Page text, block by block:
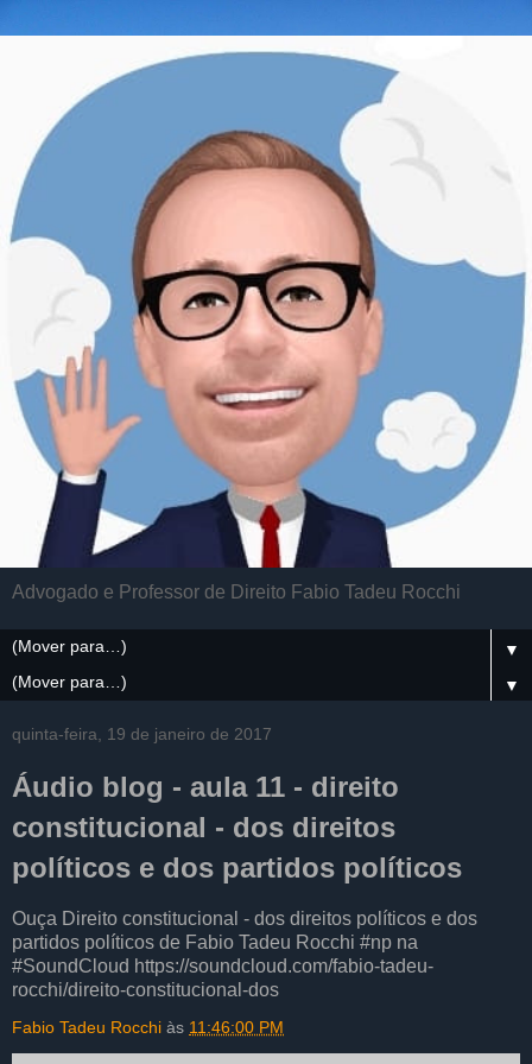
Advogado e Professor de Direito Fabio Tadeu Rocchi
▼
▼
quinta-feira, 19 de janeiro de 2017
Áudio blog - aula 11 - direito
constitucional - dos direitos
políticos e dos partidos políticos
Ouça Direito constitucional - dos direitos políticos e dos
partidos políticos de Fabio Tadeu Rocchi #np na
#SoundCloud https://soundcloud.com/fabio-tadeu-
rocchi/direito-constitucional-dos
Fabio Tadeu Rocchi às 11:46:00 PM